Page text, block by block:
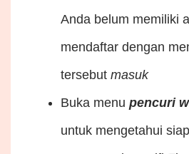
Anda belum memiliki
mendaftar dengan
tersebut masuk
Buka menu pencuri
untuk mengetahui